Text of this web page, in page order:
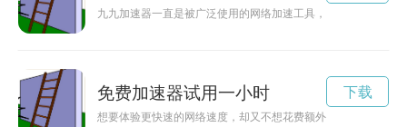
九九加速器一直是被广泛使用的网络加速工具，2023年推出了
免费加速器试用一小时
想要体验更快速的网络速度，却又不想花费额外费用？现在有
下载